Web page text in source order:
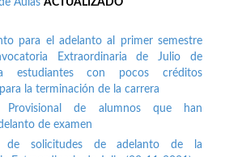
Aulas ACTUALIZADO
para el adelanto al primer semestre
Extraordinaria de Julio de
estudiantes con pocos créditos
la terminación de la carrera
Provisional de alumnos que han
de examen
de solicitudes de adelanto de la